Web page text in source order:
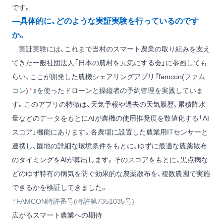
です。
―具体的に、どのような実証実験を行っているのです
か。
実証実験には、これまで当村のスマート農業の取り組みを支え
てきた一般社団法人「日本の農村を元気にする会」に参画しても
らい、ここが開発した農機シェアリングアプリ『famcon(ファム
コン)* 』を使ったドローンと操縦者の予約管理を実践していま
す。このアプリの特徴は、天気予報や過去の天気履歴、累積降水
量などのデータをもとにAIが農機の使用推奨度を数値化する「AI
スコア」機能にあります。各農場に設置した農業用ITセンサーと
連携し、園地の詳細な環境条件をもとに、ゆずに最適な農薬散布
のタイミングをAIが算出します。そのスコアをもとに、黒点病な
どのゆず特有の病気を防ぐ効果的な農薬散布を、複数農園で実施
できるかを検証してきました。
*FAMCON特許番号(特許第7351035号)
広がるスマート農業への期待